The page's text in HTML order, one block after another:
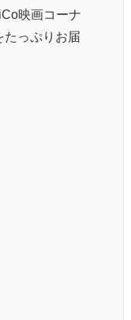
映画コーナ
たっぷりお届